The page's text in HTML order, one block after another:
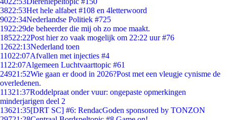
3822:53Het hele alfabet #108 en 4letterwoord
9022:34Nederlandse Politiek #725
1922:29de beheerder die mij oh zo moe maakt.
18522:22Post hier zo vaak mogelijk om 22:22 uur #76
12622:13Nederland toen
11022:07Afvallen met injecties #4
11 22:07Algemeen Luchtvaarttopic #61
24921:52Wie gaan er dood in 2026?Post met een vleugje cynisme de
overledenen.
11321:37Roddelpraat onder vuur: ongepaste opmerkingen
minderjarigen deel 2
13621:35[DRT SC] #6: RendacGoden sponsored by TONZON